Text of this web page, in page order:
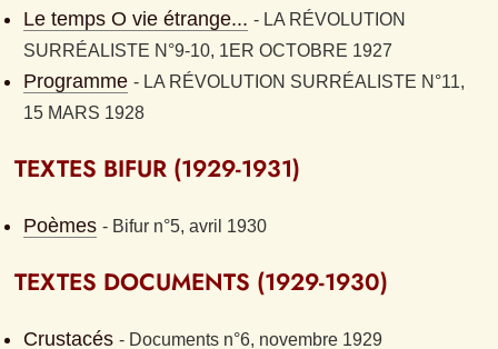
Le temps O vie étrange... - LA RÉVOLUTION
SURRÉALISTE N°9-10, 1ER OCTOBRE 1927
Programme - LA RÉVOLUTION SURRÉALISTE N°11,
15 MARS 1928
TEXTES BIFUR (1929-1931)
Poèmes - Bifur n°5, avril 1930
TEXTES DOCUMENTS (1929-1930)
Crustacés - Documents n°6, novembre 1929